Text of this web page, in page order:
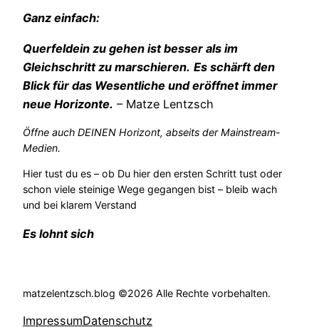
Ganz einfach:
Querfeldein zu gehen ist besser als im
Gleichschritt zu marschieren. Es schärft den
Blick für das Wesentliche und eröffnet immer
neue Horizonte. – Matze Lentzsch
Öffne auch DEINEN Horizont, abseits der Mainstream-
Medien.
Hier tust du es – ob Du hier den ersten Schritt tust oder
schon viele steinige Wege gegangen bist – bleib wach
und bei klarem Verstand
Es lohnt sich
matzelentzsch.blog ©2026 Alle Rechte vorbehalten.
ImpressumDatenschutz